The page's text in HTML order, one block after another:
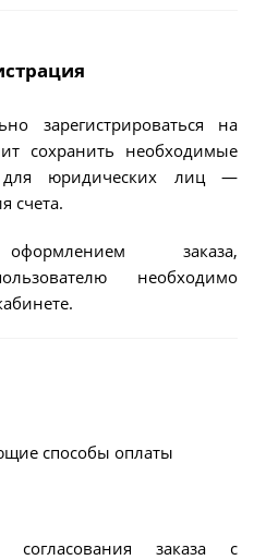
зарегистрироваться на
сохранить необходимые
юридических лиц —
счета.
заказа,
необходимо
способы оплаты
согласования заказа с